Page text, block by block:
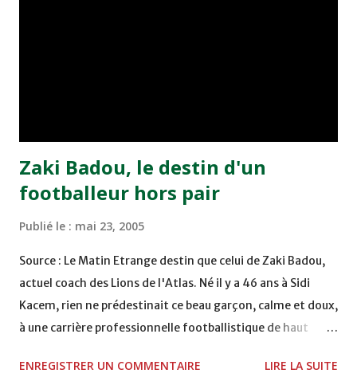
Zaki Badou, le destin d'un
footballeur hors pair
Publié le : mai 23, 2005
Source : Le Matin Etrange destin que celui de Zaki Badou,
actuel coach des Lions de l'Atlas. Né il y a 46 ans à Sidi
Kacem, rien ne prédestinait ce beau garçon, calme et doux,
à une carrière professionnelle footballistique de haut
également féru des armes, le jeune Zaki aura sa première
ENREGISTRER UN COMMENTAIRE LIRE LA SUITE